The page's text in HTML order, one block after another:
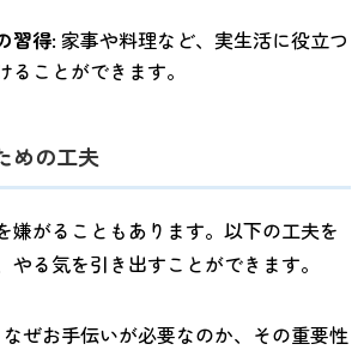
習得: 家事や料理など、実生活に役立つ
ることができます。
めの工夫
嫌がることもあります。以下の工夫を
やる気を引き出すことができます。
なぜお手伝いが必要なのか、その重要性